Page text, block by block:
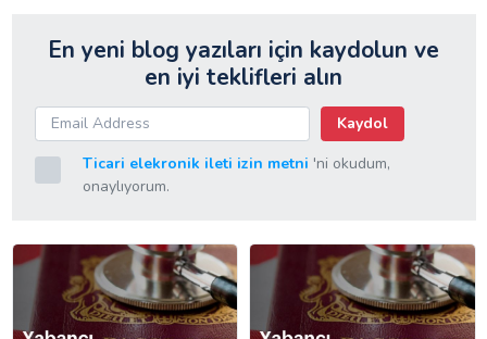
En yeni blog yazıları için kaydolun ve
en iyi teklifleri alın
Kaydol
Ticari elekronik ileti izin metni 'ni okudum,
onaylıyorum.